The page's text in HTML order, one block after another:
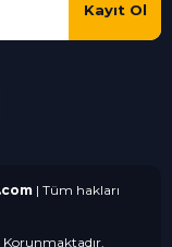
Kayıt Ol
| Tüm hakları
Korunmaktadır.